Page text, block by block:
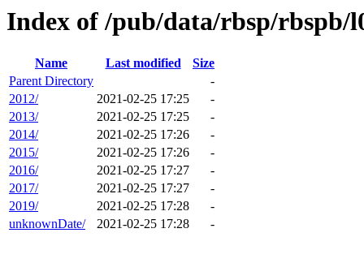
Index of /pub/data/rbsp/rbspb/
Name Last modified
Size
Parent Directory
-
2012/
2021-02-25 17:25
-
2013/
2021-02-25 17:25
-
2014/
2021-02-25 17:26
-
2015/
2021-02-25 17:26
-
2016/
2021-02-25 17:27
-
2017/
2021-02-25 17:27
-
2019/
2021-02-25 17:28
-
unknownDate/
2021-02-25 17:28 -